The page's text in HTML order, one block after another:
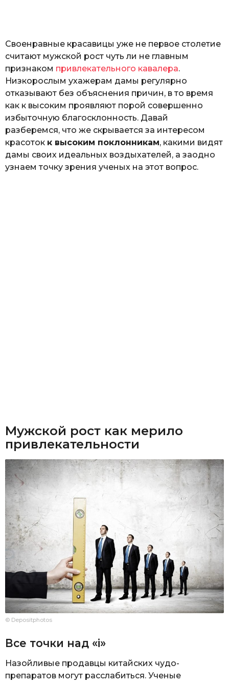
Своенравные красавицы уже не первое столетие
считают мужской рост чуть ли не главным
признаком привлекательного кавалера.
Низкорослым ухажерам дамы регулярно
отказывают без объяснения причин, в то время
как к высоким проявляют порой совершенно
избыточную благосклонность. Давай
разберемся, что же скрывается за интересом
красоток к высоким поклонникам, какими видят
дамы своих идеальных воздыхателей, а заодно
узнаем точку зрения ученых на этот вопрос.
Мужской рост как мерило
привлекательности
© Depositphotos
Все точки над «i»
Назойливые продавцы китайских чудо-
препаратов могут расслабиться. Ученые